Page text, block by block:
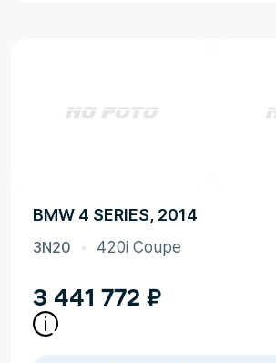
BMW 4 SERIES, 2014
3N20 420i Coupe
3 441 772 ₽